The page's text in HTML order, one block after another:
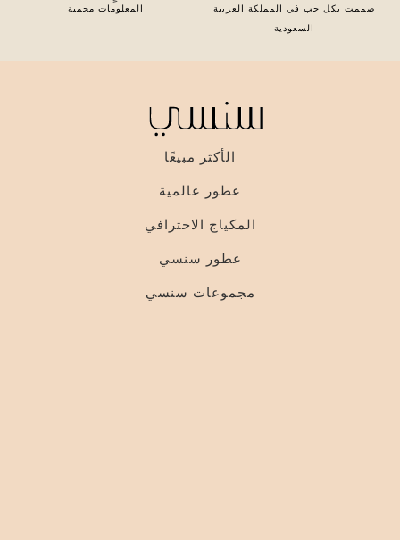
صممت بكل حب في المملكة العربية
السعودية
المعلومات محمية
الأكثر مبيعًا
عطور عالمية
المكياج الاحترافي
عطور سنسي
مجموعات سنسي